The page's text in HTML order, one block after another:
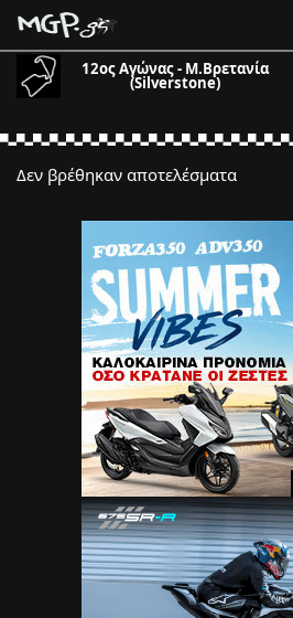
12ος Αγώνας - Μ.Βρετανία
(Silverstone)
Δεν βρέθηκαν αποτελέσματα